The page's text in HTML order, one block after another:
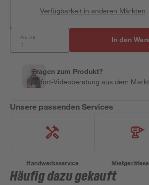
Verfügbarkeit in anderen Märkten
Anzahl: In den
Fragen zum Produkt?
Sofort-Videoberatung aus dem Markt
Unsere passenden Services
Handwerksservice
Häufig dazu gekauft